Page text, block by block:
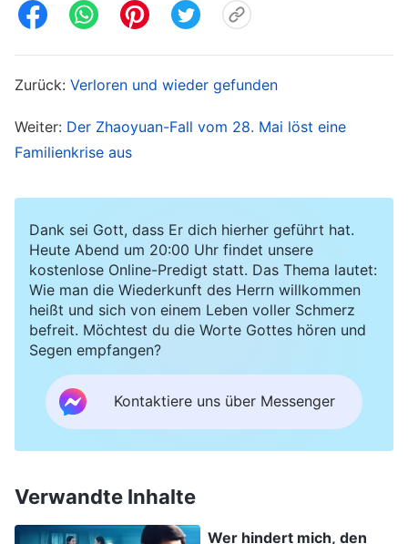
für uns zu sprechen. Obwohl ich davon
sagten, als der Leiter für uns betete, hatten die
tiefen Eindruck auf mich hinterlassen.
Ohren erklangen und meinen Seelenfrieden
störten. Ich konnte mich nicht einmal auf Gottes
Worte konzentrieren. Ich dachte darüber nach,
wie ich schon seit einiger Zeit mit Schwester
Zhang von der Kirche des Allmächtigen Gottes in
Kontakt war und wie sie stets anständig und
aufrichtig sowohl in ihrer Sprache als auch in
ihrem Verhalten war. Schwester Zhang zeigte
uns Gemeinschaft hielt, und war nicht so, wie es
der Gemeindeleiter beschrieben hatte. Aber das
Zurück: Verloren und wieder gefunden
Weiter: Der Zhaoyuan-Fall vom 28. Mai löst eine
Familienkrise aus
Dank sei Gott, dass Er dich hierher geführt hat.
Heute Abend um 20:00 Uhr findet unsere
kostenlose Online-Predigt statt. Das Thema lautet:
Wie man die Wiederkunft des Herrn willkommen
heißt und sich von einem Leben voller Schmerz
befreit. Möchtest du die Worte Gottes hören und
Segen empfangen?
Kontaktiere uns über Messenger
Verwandte Inhalte
Wer hindert mich, den